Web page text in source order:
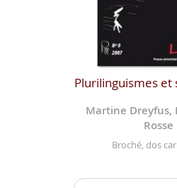
Plurilinguismes et
Martine Dreyfus,
Rosse
Broché, dos